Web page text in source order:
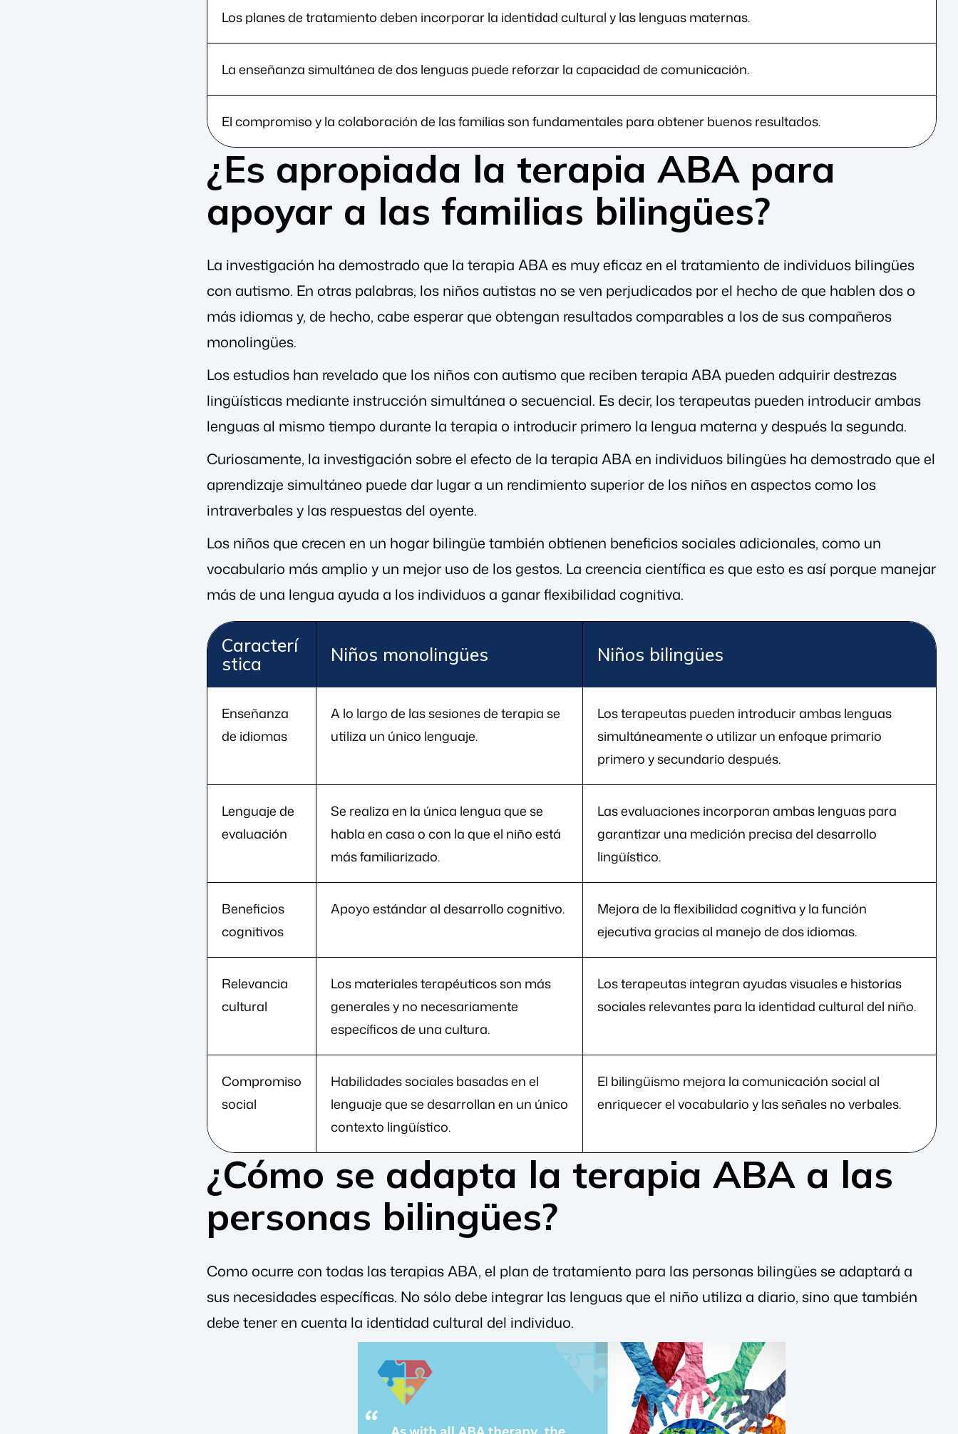
Los planes de tratamiento deben incorporar la identidad cultural y las lenguas maternas.
La enseñanza simultánea de dos lenguas puede reforzar la capacidad de comunicación.
El compromiso y la colaboración de las familias son fundamentales para obtener buenos resultados.
¿Es apropiada la terapia ABA para
apoyar a las familias bilingües?
La investigación ha demostrado que la terapia ABA es muy eficaz en el tratamiento de individuos bilingües
con autismo. En otras palabras, los niños autistas no se ven perjudicados por el hecho de que hablen dos o
más idiomas y, de hecho, cabe esperar que obtengan resultados comparables a los de sus compañeros
monolingües.
Los estudios han revelado que los niños con autismo que reciben terapia ABA pueden adquirir destrezas
lingüísticas mediante instrucción simultánea o secuencial. Es decir, los terapeutas pueden introducir ambas
lenguas al mismo tiempo durante la terapia o introducir primero la lengua materna y después la segunda.
Curiosamente, la investigación sobre el efecto de la terapia ABA en individuos bilingües ha demostrado que el
aprendizaje simultáneo puede dar lugar a un rendimiento superior de los niños en aspectos como los
intraverbales y las respuestas del oyente.
Los niños que crecen en un hogar bilingüe también obtienen beneficios sociales adicionales, como un
vocabulario más amplio y un mejor uso de los gestos. La creencia científica es que esto es así porque manejar
más de una lengua ayuda a los individuos a ganar flexibilidad cognitiva.
Caracterí
stica
Niños monolingües Niños bilingües
Enseñanza
de idiomas
A lo largo de las sesiones de terapia se
utiliza un único lenguaje.
Los terapeutas pueden introducir ambas lenguas
simultáneamente o utilizar un enfoque primario
primero y secundario después.
Lenguaje de
evaluación
Se realiza en la única lengua que se
habla en casa o con la que el niño está
más familiarizado.
Las evaluaciones incorporan ambas lenguas para
garantizar una medición precisa del desarrollo
lingüístico.
Beneficios
cognitivos
Apoyo estándar al desarrollo cognitivo.
Mejora de la flexibilidad cognitiva y la función
ejecutiva gracias al manejo de dos idiomas.
Relevancia
cultural
Los materiales terapéuticos son más
generales y no necesariamente
específicos de una cultura.
Los terapeutas integran ayudas visuales e historias
sociales relevantes para la identidad cultural del niño.
Compromiso
social
Habilidades sociales basadas en el
lenguaje que se desarrollan en un único
contexto lingüístico.
El bilingüismo mejora la comunicación social al
enriquecer el vocabulario y las señales no verbales.
¿Cómo se adapta la terapia ABA a las
personas bilingües?
Como ocurre con todas las terapias ABA, el plan de tratamiento para las personas bilingües se adaptará a
sus necesidades específicas. No sólo debe integrar las lenguas que el niño utiliza a diario, sino que también
debe tener en cuenta la identidad cultural del individuo.